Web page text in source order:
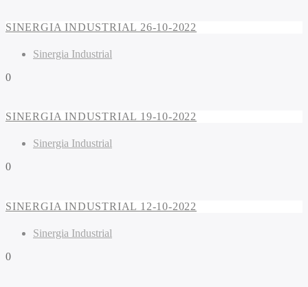
SINERGIA INDUSTRIAL 26-10-2022
Sinergia Industrial
0
SINERGIA INDUSTRIAL 19-10-2022
Sinergia Industrial
0
SINERGIA INDUSTRIAL 12-10-2022
Sinergia Industrial
0